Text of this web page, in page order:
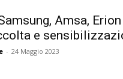
Amsa,
e
- 24 Maggio 2023